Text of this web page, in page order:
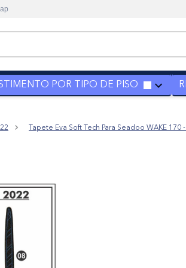
POR TIPO DE PISO
Tapete Eva Soft Tech Para Seadoo WAKE 170
trançado